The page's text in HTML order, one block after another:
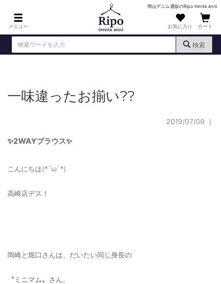
メニュー
岡山デニム通販のRipo trenta anni
お気に入り カート
検索
MENS : メンズ
T-SHIRT : Tシャツ
KNIT : ニット
一味違ったお揃い??
2019/07/09 ｜
✨2WAYブラウス✨
こんにちは(*´ω`*)
高崎店デス！
岡崎と堀口さんは、だいたい同じ身長の
〝ミニマム〟さん。